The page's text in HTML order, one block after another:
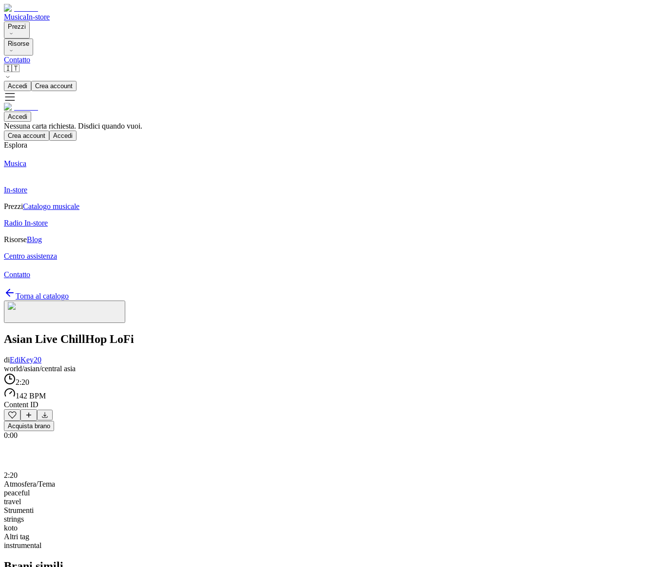
MusicaIn-store
Prezzi
Risorse
Contatto
🇮🇹
Accedi Crea account
Accedi
Nessuna carta richiesta. Disdici quando vuoi.
Crea account Accedi
Esplora
Musica
In-store
PrezziCatalogo musicale
Radio In-store
RisorseBlog
Centro assistenza
Contatto
Torna al catalogo
Asian Live ChillHop LoFi
diEdiKey20
world/asian/central asia
2:20
142 BPM
Content ID
Acquista brano
0:00
2:20
Atmosfera/Tema
peaceful
travel
Strumenti
strings
koto
Altri tag
instrumental